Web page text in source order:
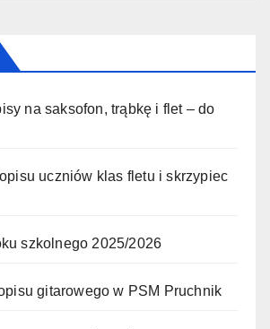
na saksofon, trąbkę i flet – do
uczniów klas fletu i skrzypiec
szkolnego 2025/2026
gitarowego w PSM Pruchnik